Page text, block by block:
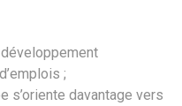
;
s’oriente davantage vers